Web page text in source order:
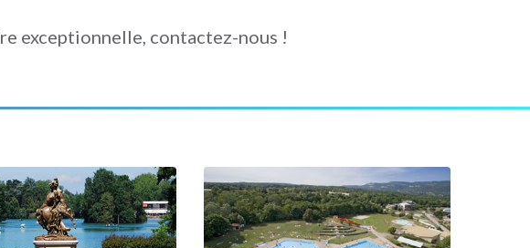
exceptionnelle, contactez-nous !